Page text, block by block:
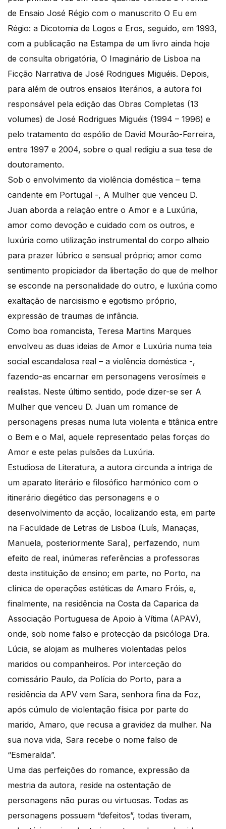
de Ensaio José Régio com o manuscrito O Eu em
Régio: a Dicotomia de Logos e Eros, seguido, em 1993,
com a publicação na Estampa de um livro ainda hoje
de consulta obrigatória, O Imaginário de Lisboa na
Ficção Narrativa de José Rodrigues Miguéis. Depois,
para além de outros ensaios literários, a autora foi
responsável pela edição das Obras Completas (13
volumes) de José Rodrigues Miguéis (1994 – 1996) e
pelo tratamento do espólio de David Mourão-Ferreira,
entre 1997 e 2004, sobre o qual redigiu a sua tese de
doutoramento.
Sob o envolvimento da violência doméstica – tema
candente em Portugal -, A Mulher que venceu D.
Juan aborda a relação entre o Amor e a Luxúria,
amor como devoção e cuidado com os outros, e
luxúria como utilização instrumental do corpo alheio
para prazer lúbrico e sensual próprio; amor como
sentimento propiciador da libertação do que de melhor
se esconde na personalidade do outro, e luxúria como
exaltação de narcisismo e egotismo próprio,
expressão de traumas de infância.
Como boa romancista, Teresa Martins Marques
envolveu as duas ideias de Amor e Luxúria numa teia
social escandalosa real – a violência doméstica -,
fazendo-as encarnar em personagens verosímeis e
realistas. Neste último sentido, pode dizer-se ser A
Mulher que venceu D. Juan um romance de
personagens presas numa luta violenta e titânica entre
o Bem e o Mal, aquele representado pelas forças do
Amor e este pelas pulsões da Luxúria.
Estudiosa de Literatura, a autora circunda a intriga de
um aparato literário e filosófico harmónico com o
itinerário diegético das personagens e o
desenvolvimento da acção, localizando esta, em parte
na Faculdade de Letras de Lisboa (Luís, Manaças,
Manuela, posteriormente Sara), perfazendo, num
efeito de real, inúmeras referências a professoras
desta instituição de ensino; em parte, no Porto, na
clínica de operações estéticas de Amaro Fróis, e,
finalmente, na residência na Costa da Caparica da
Associação Portuguesa de Apoio à Vítima (APAV),
onde, sob nome falso e protecção da psicóloga Dra.
Lúcia, se alojam as mulheres violentadas pelos
maridos ou companheiros. Por interceção do
comissário Paulo, da Polícia do Porto, para a
residência da APV vem Sara, senhora fina da Foz,
após cúmulo de violentação física por parte do
marido, Amaro, que recusa a gravidez da mulher. Na
sua nova vida, Sara recebe o nome falso de
“Esmeralda”.
Uma das perfeições do romance, expressão da
mestria da autora, reside na ostentação de
personagens não puras ou virtuosas. Todas as
personagens possuem “defeitos”, todas tiveram,